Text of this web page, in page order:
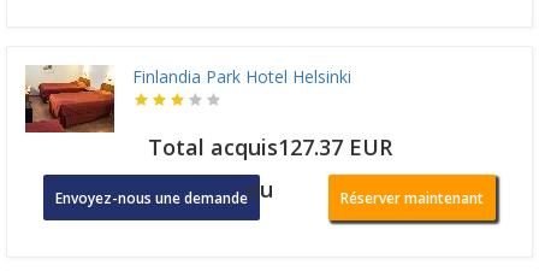
Finlandia Park Hotel Helsinki
Total acquis127.37 EUR
Envoyez-nous une demandeou Réserver maintenant